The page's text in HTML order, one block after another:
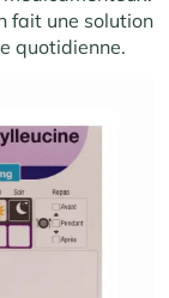
fait une solution
quotidienne.